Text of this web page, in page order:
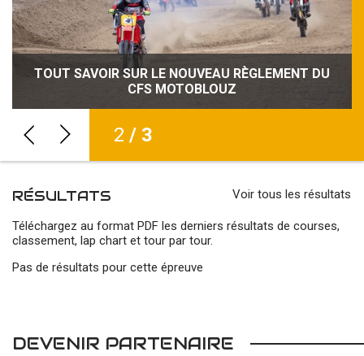
NOUVEAU RECORD D’ENGAGÉS POUR LE CFS
MOTOBLOUZ
TOUT SAVOIR SUR LE NOUVEAU RÈGLEMENT DU
CFS MOTOBLOUZ
SÉCURITÉ, CRÉDIBILITÉ, VISIBILITÉ : LE CFS
MOTOBLOUZ RENFORCE SON IDENTITÉ
2 / 3
RÉSULTATS Voir tous les résultats
Téléchargez au format PDF les derniers résultats de courses,
classement, lap chart et tour par tour.
Pas de résultats pour cette épreuve
DEVENIR PARTENAIRE